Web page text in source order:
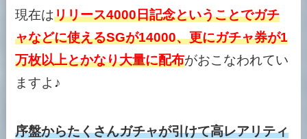
現在はリリース4000日記念ということでガチ
ャなどに使えるSGが14000、更にガチャ券が1
万枚以上とかなり大量に配布がおこなわれてい
ますよ♪
序盤からたくさんガチャが引けて高レアリティ